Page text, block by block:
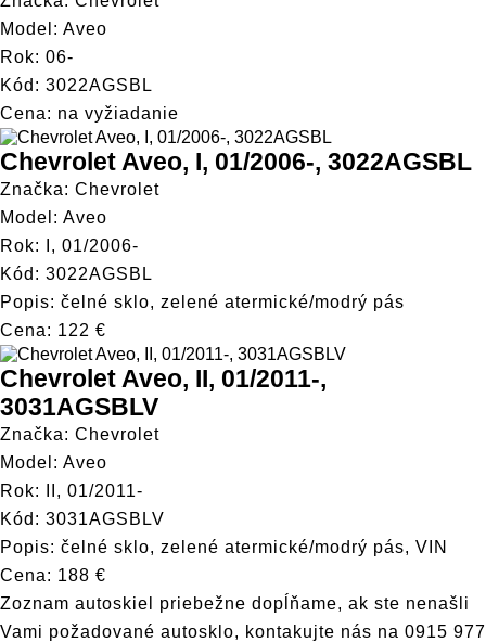
Model: Aveo
Rok: 06-
Kód: 3022AGSBL
Cena: na vyžiadanie
Chevrolet Aveo, I, 01/2006-, 3022AGSBL
Značka: Chevrolet
Model: Aveo
Rok: I, 01/2006-
Kód: 3022AGSBL
Popis: čelné sklo, zelené atermické/modrý pás
Cena: 122 €
Chevrolet Aveo, II, 01/2011-,
3031AGSBLV
Značka: Chevrolet
Model: Aveo
Rok: II, 01/2011-
Kód: 3031AGSBLV
Popis: čelné sklo, zelené atermické/modrý pás, VIN
Cena: 188 €
Zoznam autoskiel priebežne dopĺňame, ak ste nenašli
Vami požadované autosklo, kontakujte nás na 0915 977